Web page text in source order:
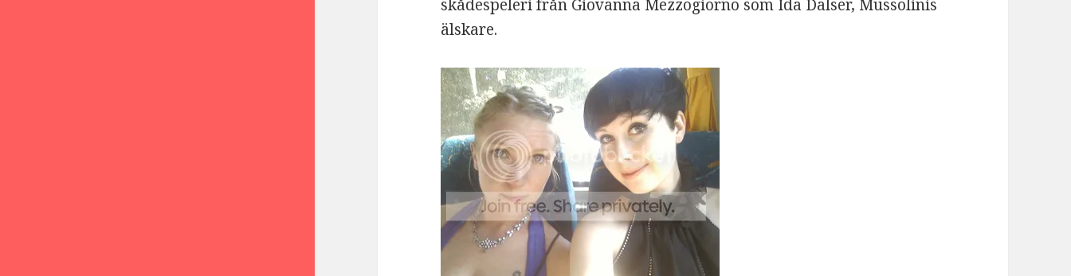
skådespeleri från Giovanna Mezzogiorno som Ida Dalser, Mussolinis
älskare.